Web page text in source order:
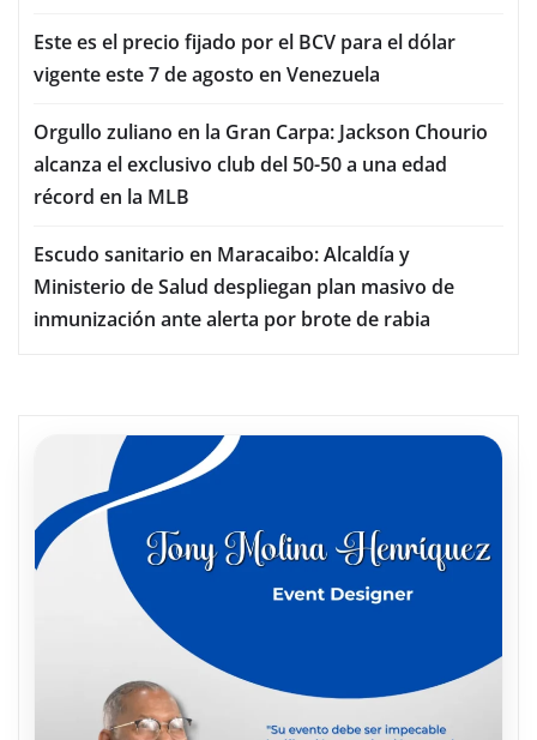
Este es el precio fijado por el BCV para el dólar
vigente este 7 de agosto en Venezuela
Orgullo zuliano en la Gran Carpa: Jackson Chourio
alcanza el exclusivo club del 50-50 a una edad
récord en la MLB
Escudo sanitario en Maracaibo: Alcaldía y
Ministerio de Salud despliegan plan masivo de
inmunización ante alerta por brote de rabia